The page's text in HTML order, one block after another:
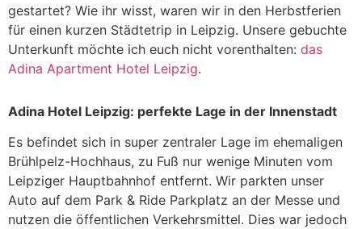
gestartet? Wie ihr wisst, waren wir in den Herbstferien
für einen kurzen Städtetrip in Leipzig. Unsere gebuchte
Unterkunft möchte ich euch nicht vorenthalten: das
Adina Apartment Hotel Leipzig.
Adina Hotel Leipzig: perfekte Lage in der Innenstadt
Es befindet sich in super zentraler Lage im ehemaligen
Brühlpelz-Hochhaus, zu Fuß nur wenige Minuten vom
Leipziger Hauptbahnhof entfernt. Wir parkten unser
Auto auf dem Park & Ride Parkplatz an der Messe und
nutzen die öffentlichen Verkehrsmittel. Dies war jedoch